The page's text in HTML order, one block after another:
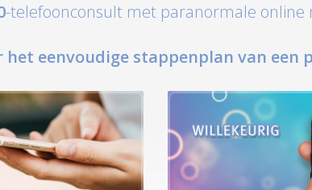
-telefoonconsult met paranormale online
eenvoudige stappenplan van